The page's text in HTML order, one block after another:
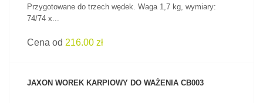
Przygotowane do trzech wędek. Waga 1,7 kg, wymiary:
74/74 x...
Cena od 216.00 zł
JAXON WOREK KARPIOWY DO WAŻENIA CB003